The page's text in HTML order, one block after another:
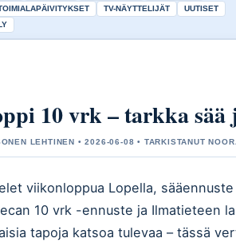
TV-NÄYTTELIJÄT
UUTISET
10 vrk – tarkka
LEHTINEN • 2026-06-08 • TARKISTANUT
viikonloppua Lopella,
10 vrk -ennuste ja Ilmatieteen
tapoja katsoa tulevaa – tässä